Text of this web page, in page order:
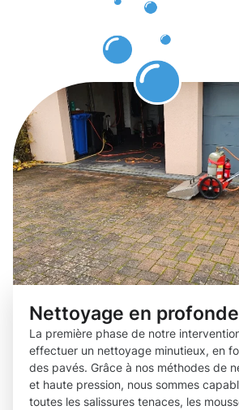
Nettoyage en
La première phase de notre
effectuer un nettoyage minutieux, en
des pavés. Grâce à nos méthodes de
et haute pression, nous sommes
toutes les salissures tenaces, les